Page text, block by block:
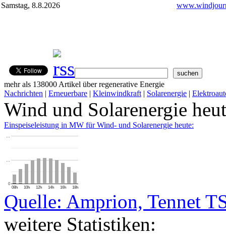
Samstag, 8.8.2026
mehr als 138000 Artikel über regenerative Energie
Nachrichten | Erneuerbare | Kleinwindkraft | Solarenergie |
Wind und Solarenergie
Einspeiseleistung in MW für Wind- und Solarenergie heute:
08h 10h 12h 14h 16h 18h
0
…
…
Quelle: Amprion, Tennet
weitere Statistiken: